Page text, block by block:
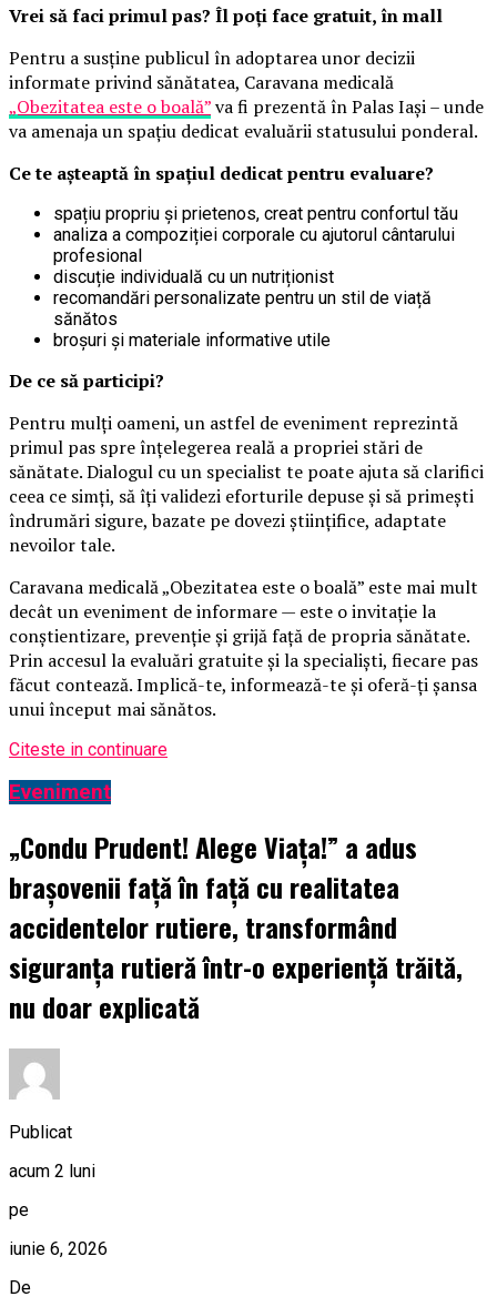
Vrei să faci primul pas? Îl poți face gratuit, în mall
Pentru a susține publicul în adoptarea unor decizii
informate privind sănătatea, Caravana medicală
„Obezitatea este o boală”va fi prezentă în Palas Iași – unde
va amenaja un spațiu dedicat evaluării statusului ponderal.
Ce te așteaptă în spațiul dedicat pentru evaluare?
spațiu propriu și prietenos, creat pentru confortul tău
analiza a compoziției corporale cu ajutorul cântarului
profesional
discuție individuală cu un nutriționist
recomandări personalizate pentru un stil de viață
sănătos
broșuri și materiale informative utile
De ce să participi?
Pentru mulți oameni, un astfel de eveniment reprezintă
primul pas spre înțelegerea reală a propriei stări de
sănătate. Dialogul cu un specialist te poate ajuta să clarifici
ceea ce simți, să îți validezi eforturile depuse și să primești
îndrumări sigure, bazate pe dovezi științifice, adaptate
nevoilor tale.
Caravana medicală „Obezitatea este o boală” este mai mult
decât un eveniment de informare — este o invitație la
conștientizare, prevenție și grijă față de propria sănătate.
Prin accesul la evaluări gratuite și la specialiști, fiecare pas
făcut contează. Implică-te, informează-te și oferă-ți șansa
unui început mai sănătos.
Citeste in continuare
Eveniment
„Condu Prudent! Alege Viața!” a adus
brașovenii față în față cu realitatea
accidentelor rutiere, transformând
siguranța rutieră într-o experiență trăită,
nu doar explicată
Publicat
acum 2 luni
pe
iunie 6, 2026
De